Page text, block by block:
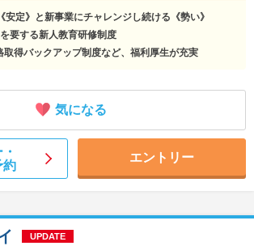
安定》と新事業にチャレンジし続ける《勢い》
要する新人教育研修制度
取得バックアップ制度など、福利厚生が充実
気になる
約
エントリー
UPDATE